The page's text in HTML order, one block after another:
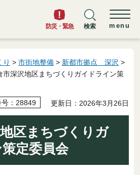
防災・緊急 検索 menu
り > 市街地整備 > 新都市拠点 深沢 >
市深沢地区まちづくりガイドライン策
：28849 更新日：2026年3月26日
区まちづくりガ
定委員会